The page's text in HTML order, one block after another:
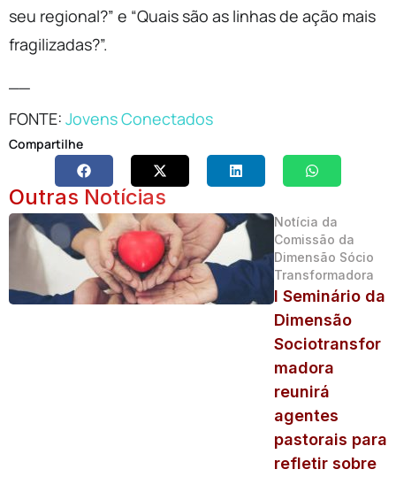
seu regional?” e “Quais são as linhas de ação mais
fragilizadas?”.
FONTE: Jovens Conectados
Compartilhe
Outras Notícias
Notícia da
Comissão da
Dimensão Sócio
Transformadora
I Seminário da
Dimensão
Sociotransfor
madora
reunirá
agentes
pastorais para
refletir sobre